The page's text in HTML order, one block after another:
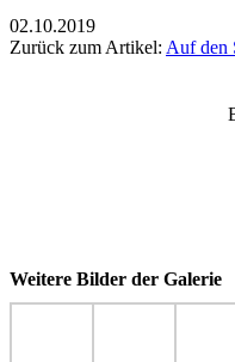
02.10.2019
Zurück zum Artikel: Auf den
Weitere Bilder der Galerie